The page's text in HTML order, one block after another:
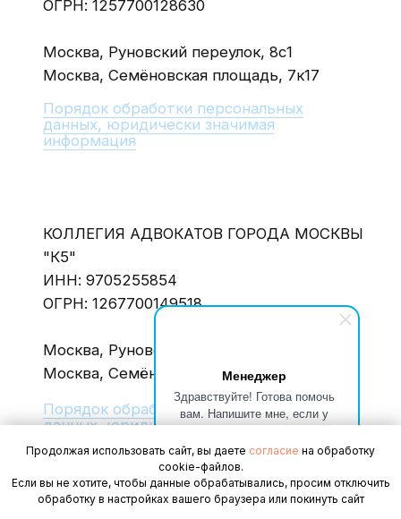
Менеджер
Здравствуйте! Готова помочь
вам. Напишите мне, если у
вас появятся вопросы.
Продолжая использовать сайт, вы даете согласие на обработку
cookie-файлов.
Если вы не хотите, чтобы данные обрабатывались, просим отключить
обработку в настройках вашего браузера или покинуть сайт